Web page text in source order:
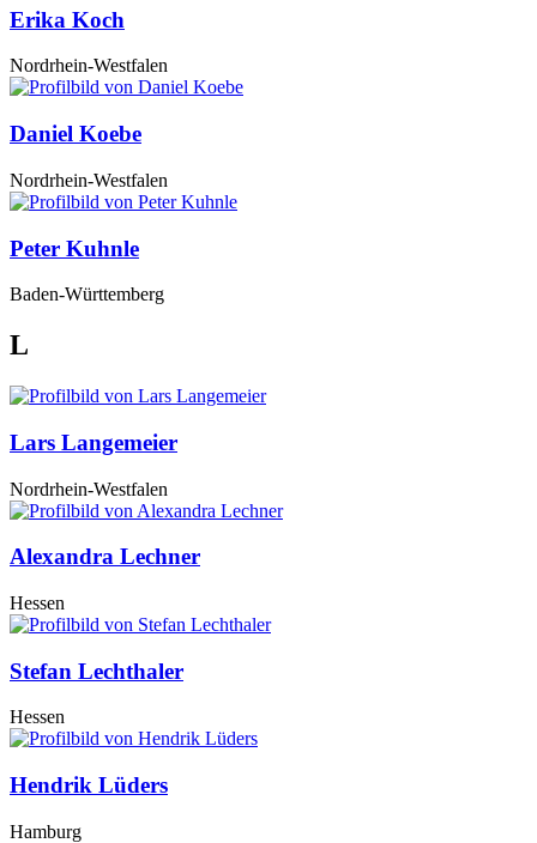
Erika Koch
Nordrhein-Westfalen
Daniel Koebe
Nordrhein-Westfalen
Peter Kuhnle
Baden-Württemberg
L
Lars Langemeier
Nordrhein-Westfalen
Alexandra Lechner
Hessen
Stefan Lechthaler
Hessen
Hendrik Lüders
Hamburg